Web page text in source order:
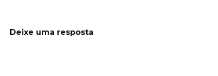
Deixe uma resposta